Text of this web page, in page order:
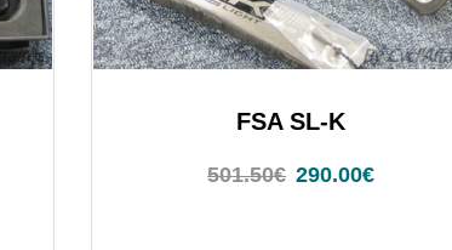
FSA SL-K
501.50€ 290.00€